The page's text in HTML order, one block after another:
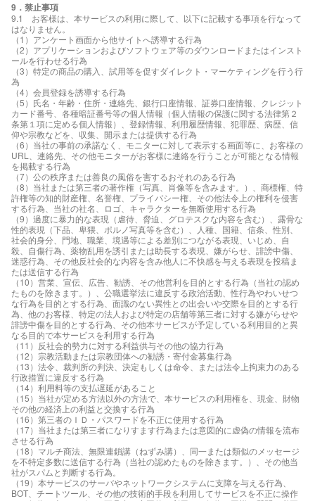
9．禁止事項
9.1 お客様は、本サービスの利用に際して、以下に記載する事項を行なって
はなりません。
（1）アンケート画面から他サイトへ誘導する行為
（2）アプリケーションおよびソフトウェア等のダウンロードまたはインスト
ールを行わせる行為
（3）特定の商品の購入、試用等を促すダイレクト・マーケティングを行う行
為
（4）会員登録を誘導する行為
（5）氏名・年齢・住所・連絡先、銀行口座情報、証券口座情報、クレジット
カード番号、各種暗証番号等の個人情報（個人情報の保護に関する法律第２
条第１項に定める個人情報）、登録情報、利用履歴情報、犯罪歴、病歴、信
仰や宗教などを、収集、開示または提供する行為
（6）当社の事前の承諾なく、モニターに対して表示する画面等に、お客様の
URL、連絡先、その他モニターがお客様に連絡を行うことが可能となる情報
を掲載する行為
（7）公の秩序または善良の風俗を害するおそれのある行為
（8）当社または第三者の著作権（写真、肖像等を含みます。）、商標権、特
許権等の知的財産権、名誉権、プライバシー権、その他法令上の権利を侵害
する行為、当社の社名、ロゴ、キャラクターを無断使用する行為
（9）過度に暴力的な表現（虐待、脅迫、グロテスクな内容を含む）、露骨な
性的表現（下品、卑猥、ポルノ写真等を含む）、人種、国籍、信条、性別、
社会的身分、門地、職業、境遇等による差別につながる表現、いじめ、自
殺、自傷行為、薬物乱用を誘引または助長する表現、嫌がらせ、誹謗中傷、
迷惑行為、その他反社会的な内容を含み他人に不快感を与える表現を投稿ま
たは送信する行為
（10）営業、宣伝、広告、勧誘、その他営利を目的とする行為（当社の認め
たものを除きます。）、公職選挙法に違反する政治活動、性行為やわいせつ
な行為を目的とする行為、面識のない異性との出会いや交際を目的とする行
為、他のお客様、特定の法人および特定の店舗等第三者に対する嫌がらせや
誹謗中傷を目的とする行為、その他本サービスが予定している利用目的と異
なる目的で本サービスを利用する行為
（11）反社会的勢力に対する利益供与その他の協力行為
（12）宗教活動または宗教団体への勧誘・寄付金募集行為
（13）法令、裁判所の判決、決定もしくは命令、または法令上拘束力のある
行政措置に違反する行為
（14）利用料等の支払遅延があること
（15）当社が定める方法以外の方法で、本サービスの利用権を、現金、財物
その他の経済上の利益と交換する行為
（16）第三者のＩＤ・パスワードを不正に使用する行為
（17）当社または第三者になりすます行為または意図的に虚偽の情報を流布
させる行為
（18）マルチ商法、無限連鎖講（ねずみ講）、同一または類似のメッセージ
を不特定多数に送信する行為（当社の認めたものを除きます。）、その他当
社がスパムと判断する行為。
（19）本サービスのサーバやネットワークシステムに支障を与える行為、
BOT、チートツール、その他の技術的手段を利用してサービスを不正に操作